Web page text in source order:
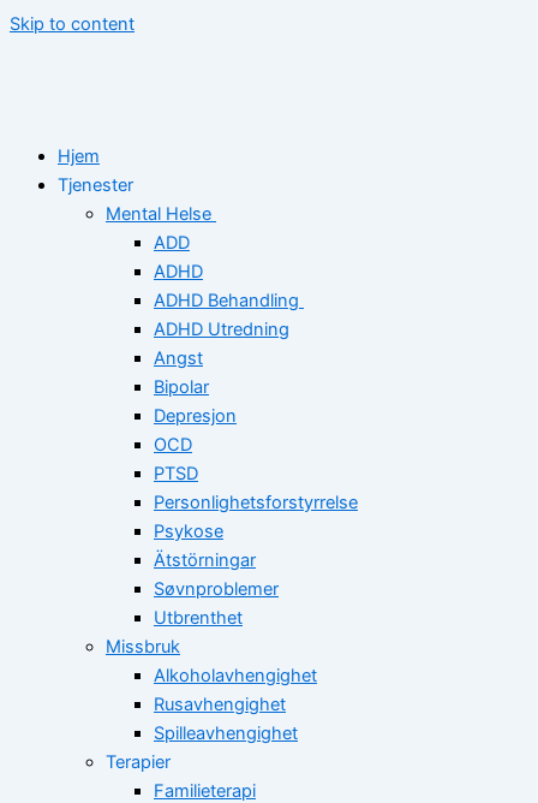
Skip to content
Hjem
Tjenester
Mental Helse
ADD
ADHD
ADHD Behandling
ADHD Utredning
Angst
Bipolar
Depresjon
OCD
PTSD
Personlighetsforstyrrelse
Psykose
Ätstörningar
Søvnproblemer
Utbrenthet
Missbruk
Alkoholavhengighet
Rusavhengighet
Spilleavhengighet
Terapier
Familieterapi